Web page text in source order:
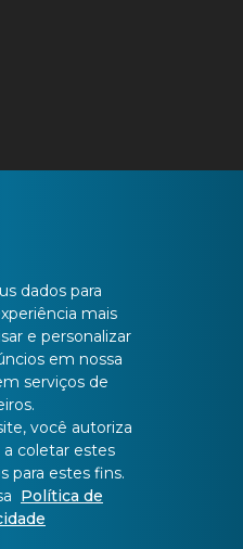
733
dados para
mais
e personalizar
em nossa
serviços de
você autoriza
coletar estes
para estes fins.
Política de